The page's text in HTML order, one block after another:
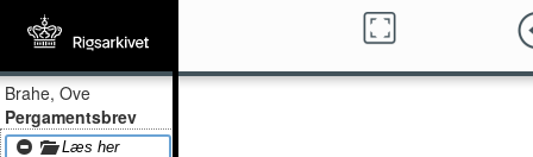
Brahe, Ove
Pergamentsbrev
Læs her